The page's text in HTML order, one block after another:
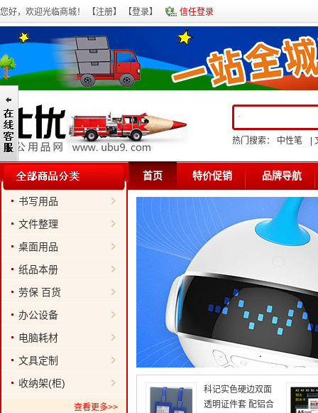
您好，欢迎光临商城！ 【注册】 【登录】 信任登录
热门搜索： 中性笔
首页 特价促销 品牌导航
书写用品
文件整理
桌面用品
纸品本册
劳保 百货
办公设备
电脑耗材
文具定制
收纳架(柜)
查看更多>>
科记实色硬边双面
透明证件套 配铝合